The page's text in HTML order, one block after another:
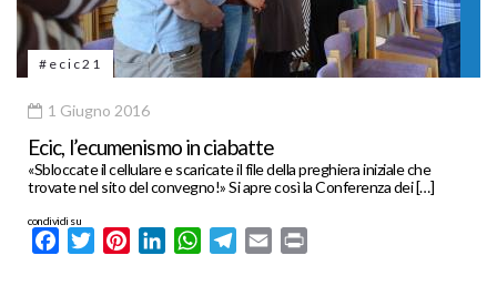
#ecic21
1 Giugno 2016
Ecic, l’ecumenismo in ciabatte
«Sbloccate il cellulare e scaricate il file della preghiera iniziale che
trovate nel sito del convegno!» Si apre così la Conferenza dei […]
condividi su
FacebookTwitterPinterestLinkedInWhatsApp
Telegram
Email